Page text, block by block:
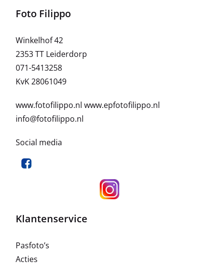
Foto Filippo
Winkelhof 42
2353 TT Leiderdorp
071-5413258
KvK 28061049
www.fotofilippo.nlwww.epfotofilippo.nl
info@fotofilippo.nl
Social media
Klantenservice
Pasfoto’s
Acties